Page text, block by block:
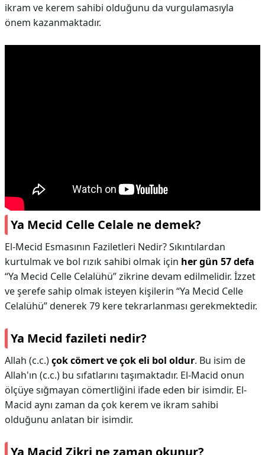
ikram ve kerem sahibi olduğunu da vurgulamasıyla
önem kazanmaktadır.
Ya Mecid Celle Celale ne demek?
El-Mecid Esmasının Faziletleri Nedir? Sıkıntılardan
kurtulmak ve bol rızık sahibi olmak için her gün 57 defa
“Ya Mecid Celle Celalühü” zikrine devam edilmelidir. İzzet
ve şerefe sahip olmak isteyen kişilerin “Ya Mecid Celle
Celalühü” denerek 79 kere tekrarlanması gerekmektedir.
Ya Mecid fazileti nedir?
Allah (c.c.)çok cömert ve çok eli bol oldur. Bu isim de
Allah'ın (c.c.) bu sıfatlarını taşımaktadır. El-Macid onun
ölçüye sığmayan cömertliğini ifade eden bir isimdir. El-
Macid aynı zaman da çok kerem ve ikram sahibi
olduğunu anlatan bir isimdir.
Ya Macid Zikri ne zaman okunur?